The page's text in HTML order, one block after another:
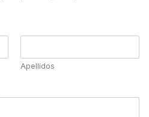
Apellidos